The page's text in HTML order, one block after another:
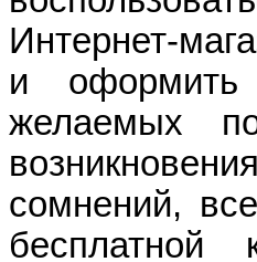
Интернет-
и оформить
желаемых
сомнений,
бесплатной